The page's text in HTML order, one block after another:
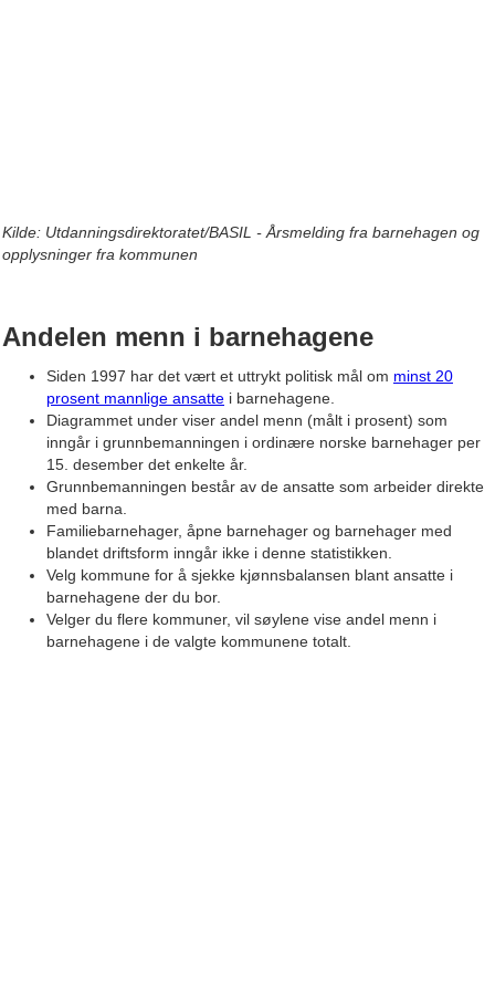
Kilde: Utdanningsdirektoratet/BASIL - Årsmelding fra barnehagen og
opplysninger fra kommunen
Andelen menn i barnehagene​
Siden 1997 har det vært et uttrykt politisk mål om minst 20
prosent mannlige ansatte i barnehagene.
Diagrammet under viser andel menn (målt i prosent) som
inngår i grunnbemanningen i ordinære norske barnehager per
15. desember det enkelte år.
Grunnbemanningen består av de ansatte som arbeider direkte
med barna.
Familiebarnehager, åpne barnehager og barnehager med
blandet driftsform inngår ikke i denne statistikken.
Velg kommune for å sjekke kjønnsbalansen blant ansatte i
barnehagene der du bor.
Velger du flere kommuner, vil søylene vise andel menn i
barnehagene i de valgte kommunene totalt.